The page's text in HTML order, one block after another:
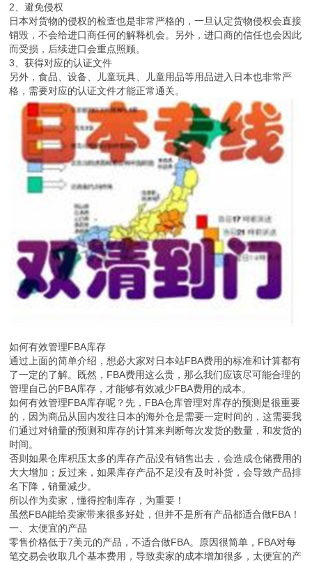
2、避免侵权
日本对货物的侵权的检查也是非常严格的，一旦认定货物侵权会直接
销毁，不会给进口商任何的解释机会。另外，进口商的信任也会因此
而受损，后续进口会重点照顾。
3、获得对应的认证文件
另外，食品、设备、儿童玩具、儿童用品等用品进入日本也非常严
格，需要对应的认证文件才能正常通关。
如何有效管理FBA库存
通过上面的简单介绍，想必大家对日本站FBA费用的标准和计算都有
了一定的了解。既然，FBA费用这么贵，那么我们应该尽可能合理的
管理自己的FBA库存，才能够有效减少FBA费用的成本。
如何有效管理FBA库存呢？先，FBA仓库管理对库存的预测是很重要
的，因为商品从国内发往日本的海外仓是需要一定时间的，这需要我
们通过对销量的预测和库存的计算来判断每次发货的数量，和发货的
时间。
否则如果仓库积压太多的库存产品没有销售出去，会造成仓储费用的
大大增加；反过来，如果库存产品不足没有及时补货，会导致产品排
名下降，销量减少。
所以作为卖家，懂得控制库存，为重要！
虽然FBA能给卖家带来很多好处，但并不是所有产品都适合做FBA！
一、太便宜的产品
零售价格低于7美元的产品，不适合做FBA。原因很简单，FBA对每
笔交易会收取几个基本费用，导致卖家的成本增加很多，太便宜的产